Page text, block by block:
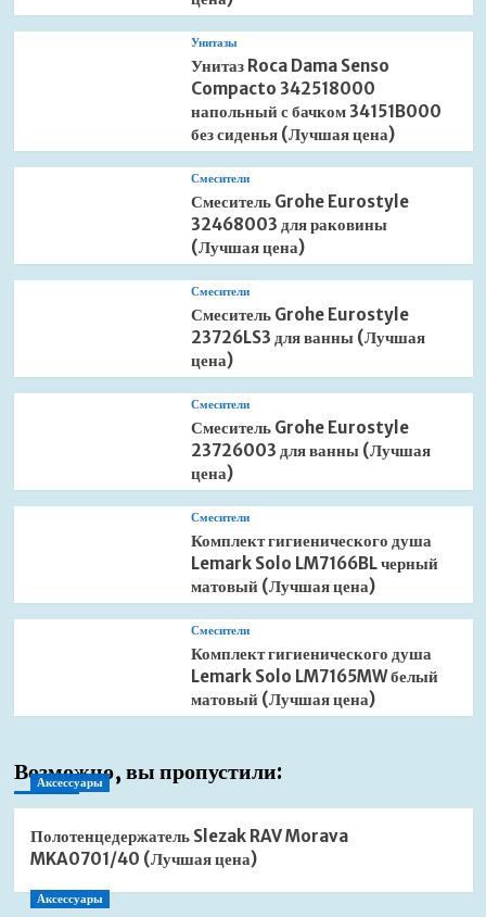
Унитазы
Унитаз Roca Dama Senso
Compacto 342518000
напольный с бачком 34151B000
без сиденья (Лучшая цена)
Смесители
Смеситель Grohe Eurostyle
32468003 для раковины
(Лучшая цена)
Смесители
Смеситель Grohe Eurostyle
23726LS3 для ванны (Лучшая
цена)
Смесители
Смеситель Grohe Eurostyle
23726003 для ванны (Лучшая
цена)
Смесители
Комплект гигиенического душа
Lemark Solo LM7166BL черный
матовый (Лучшая цена)
Смесители
Комплект гигиенического душа
Lemark Solo LM7165MW белый
матовый (Лучшая цена)
Возможно, вы пропустили:
Аксессуары
Полотенцедержатель Slezak RAV Morava
MKA0701/40 (Лучшая цена)
Аксессуары